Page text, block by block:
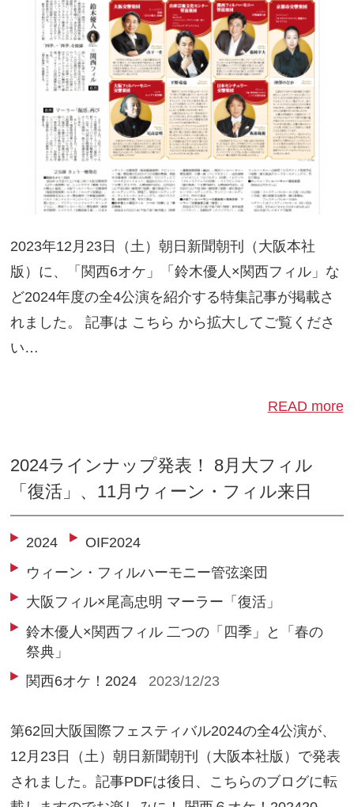
2023年12月23日（土）朝日新聞朝刊（大阪本社
版）に、「関西6オケ」「鈴木優人×関西フィル」な
ど2024年度の全4公演を紹介する特集記事が掲載さ
れました。 記事は こちら から拡大してご覧くださ
い…
READ more
2024ラインナップ発表！ 8月大フィル
「復活」、11月ウィーン・フィル来日
2024
OIF2024
ウィーン・フィルハーモニー管弦楽団
大阪フィル×尾高忠明 マーラー「復活」
鈴木優人×関西フィル 二つの「四季」と「春の
祭典」
関西6オケ！2024
2023/12/23
第62回大阪国際フェスティバル2024の全4公演が、
12月23日（土）朝日新聞朝刊（大阪本社版）で発表
されました。記事PDFは後日、こちらのブログに転